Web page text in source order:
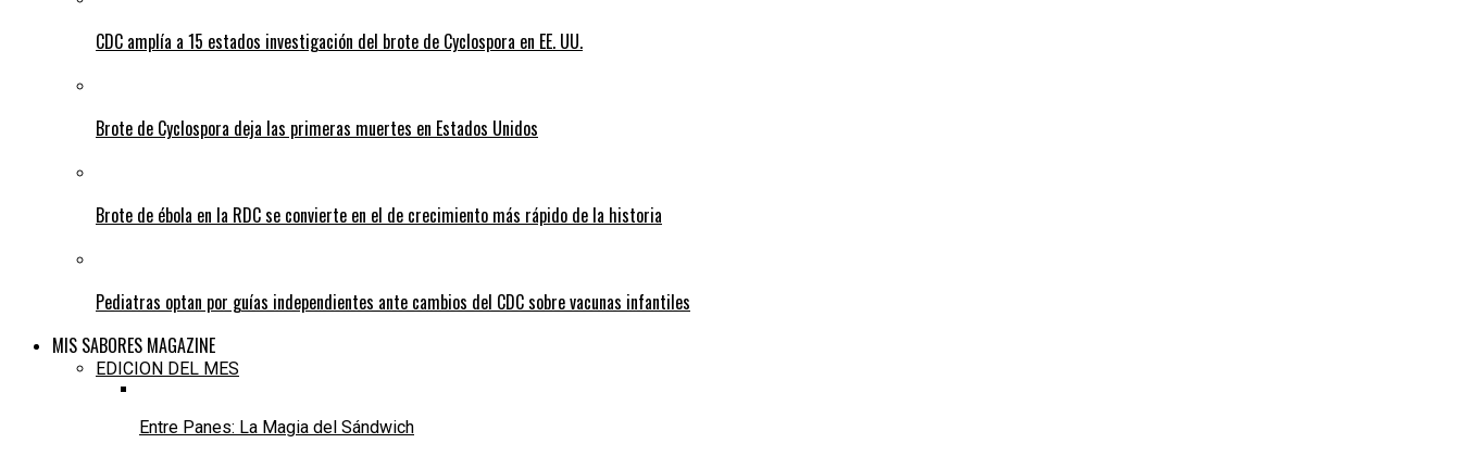
CDC amplía a 15 estados investigación del brote de Cyclospora en EE. UU.
Brote de Cyclospora deja las primeras muertes en Estados Unidos
Brote de ébola en la RDC se convierte en el de crecimiento más rápido de la historia
Pediatras optan por guías independientes ante cambios del CDC sobre vacunas infantiles
MIS SABORES MAGAZINE
EDICION DEL MES
Entre Panes: La Magia del Sándwich